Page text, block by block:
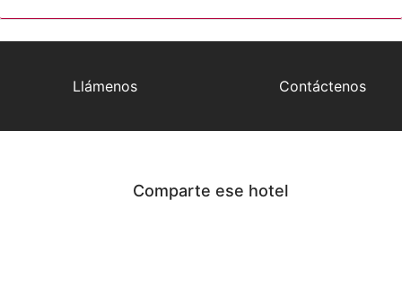
Llámenos Contáctenos
Comparte ese hotel